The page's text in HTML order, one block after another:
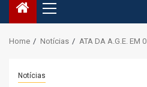
Primary
Menu
Home Notícias ATA DA A.G.E. EM
Notícias